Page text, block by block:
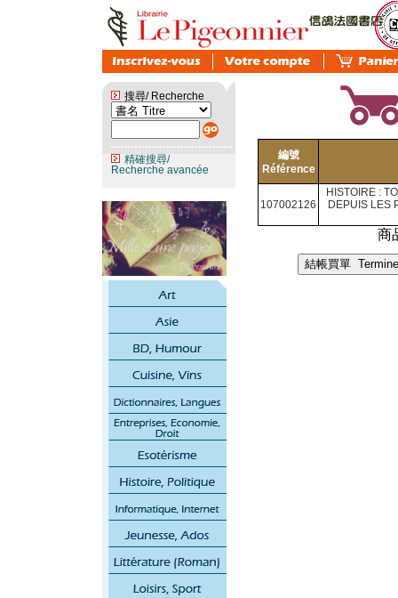
搜尋/ Recherche
精確搜尋/
Recherche avancée
編號
Référence
107002126
HISTOIRE :
DEPUIS LES
商